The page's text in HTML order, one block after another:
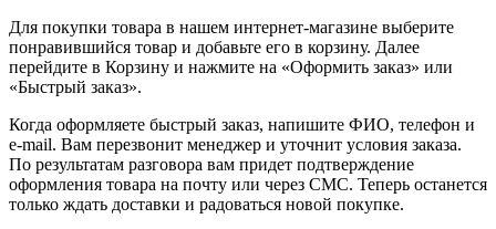
Для покупки товара в нашем интернет-магазине выберите
понравившийся товар и добавьте его в корзину. Далее
перейдите в Корзину и нажмите на «Оформить заказ» или
«Быстрый заказ».
Когда оформляете быстрый заказ, напишите ФИО, телефон и
e-mail. Вам перезвонит менеджер и уточнит условия заказа.
По результатам разговора вам придет подтверждение
оформления товара на почту или через СМС. Теперь останется
только ждать доставки и радоваться новой покупке.